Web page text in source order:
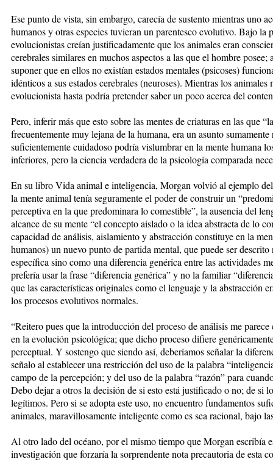
Ese punto de vista, sin embargo, carecía de sustento mientras uno
humanos y otras especies tuvieran un parentesco evolutivo. Bajo la
evolucionistas creían justificadamente que los animales eran
cerebrales similares en muchos aspectos a las que el hombre
suponer que en ellos no existían estados mentales (psicoses)
idénticos a sus estados cerebrales (neuroses). Mientras los
evolucionista hasta podría pretender saber un poco acerca del
Pero, inferir más que esto sobre las mentes de criaturas en las que
frecuentemente muy lejana de la humana, era un asunto
suficientemente cuidadoso podría vislumbrar en la mente humana
inferiores, pero la ciencia verdadera de la psicología comparada
En su libro Vida animal e inteligencia, Morgan volvió al ejemplo
la mente animal tenía seguramente el poder de construir un
perceptiva en la que predominara lo comestible”, la ausencia del
alcance de su mente “el concepto aislado o la idea abstracta de lo
capacidad de análisis, aislamiento y abstracción constituye en la
humanos) un nuevo punto de partida mental, que puede ser
específica sino como una diferencia genérica entre las actividades
prefería usar la frase “diferencia genérica” y no la familiar
que las características originales como el lenguaje y la abstracción
los procesos evolutivos normales.
“Reitero pues que la introducción del proceso de análisis me
en la evolución psicológica; que dicho proceso difiere
perceptual. Y sostengo que siendo así, deberíamos señalar la
señalo al establecer una restricción del uso de la palabra
campo de la percepción; y del uso de la palabra “razón” para
Debo dejar a otros la decisión de si esto está justificado o no; de si
legítimos. Pero si se adopta este uso, no encuentro fundamentos
animales, maravillosamente inteligente como es sea racional, bajo
Al otro lado del océano, por el mismo tiempo que Morgan escribía
investigación que forzaría la sorprendente nota precautoria de esta